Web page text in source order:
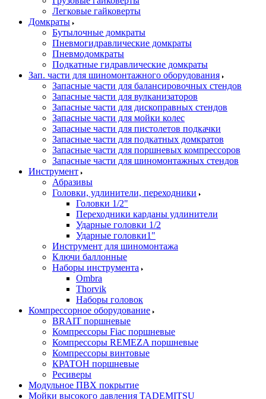
Легковые гайковерты
Домкраты
Бутылочные домкраты
Пневмогидравлические домкраты
Пневмодомкраты
Подкатные гидравлические домкраты
Зап. части для шиномонтажного оборудования
Запасные части для балансировочных стендов
Запасные части для вулканизаторов
Запасные части для дископравных стендов
Запасные части для мойки колес
Запасные части для пистолетов подкачки
Запасные части для подкатных домкратов
Запасные части для поршневых компрессоров
Запасные части для шиномонтажных стендов
Инструмент
Абразивы
Головки, удлинители, переходники
Головки 1/2"
Переходники карданы удлинители
Ударные головки 1/2
Ударные головки1"
Инструмент для шиномонтажа
Ключи баллонные
Наборы инструмента
Ombra
Thorvik
Наборы головок
Компрессорное оборудование
BRAIT поршневые
Компрессоры Fiac поршневые
Компрессоры REMEZA поршневые
Компрессоры винтовые
КРАТОН поршневые
Ресиверы
Модульное ПВХ покрытие
Мойки высокого давления TADEMITSU